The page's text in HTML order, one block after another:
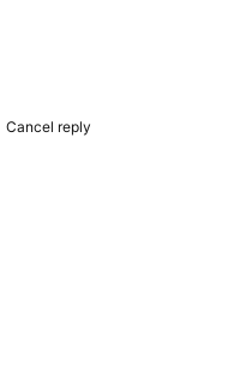
Cancel reply